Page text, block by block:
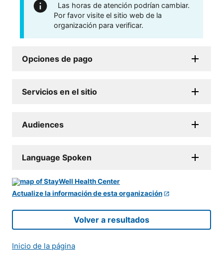
Las horas de atención podrían cambiar.
Por favor visite el sitio web de la
organización para verificar.
Opciones de pago
Servicios en el sitio
Audiences
Language Spoken
Actualize la información de esta organización
Volver a resultados
Inicio de la página